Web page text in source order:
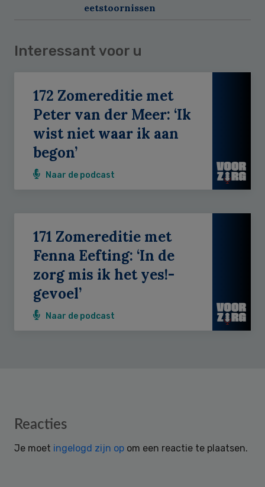
eetstoornissen
Interessant voor u
172 Zomereditie met
Peter van der Meer: ‘Ik
wist niet waar ik aan
begon’
Naar de podcast
171 Zomereditie met
Fenna Eefting: ‘In de
zorg mis ik het yes!-
gevoel’
Naar de podcast
Reader
Reacties
Je moet ingelogd zijn op om een reactie te plaatsen.